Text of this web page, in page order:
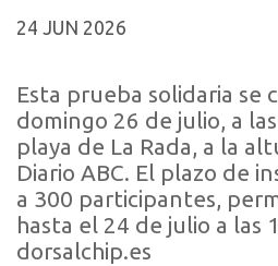
24 JUN 2026
Esta prueba solidaria se
domingo 26 de julio, a
playa de La Rada, a la
Diario ABC. El plazo de
a 300 participantes,
hasta el 24 de julio a las
dorsalchip.es